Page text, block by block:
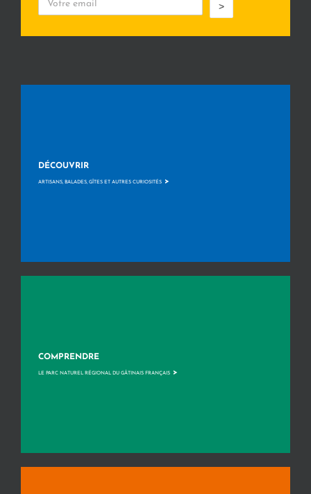
>
DÉCOUVRIR
ARTISANS, BALADES, GÎTES ET AUTRES CURIOSITÉS >
COMPRENDRE
LE PARC NATUREL RÉGIONAL DU GÂTINAIS FRANÇAIS >